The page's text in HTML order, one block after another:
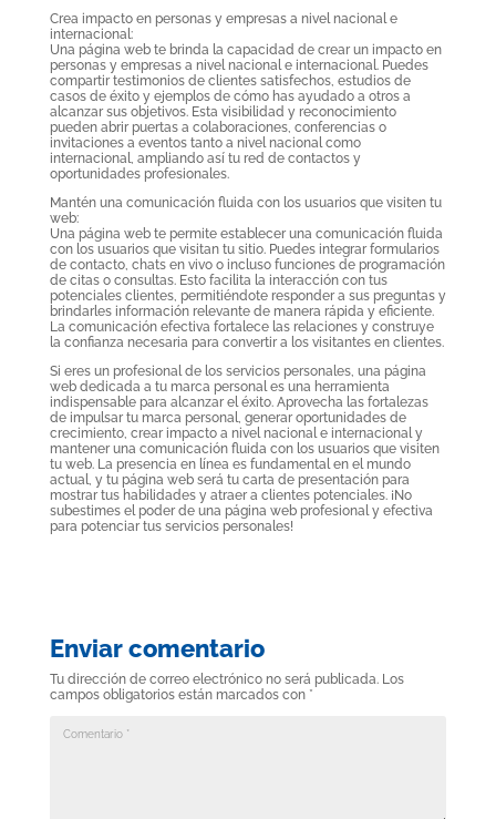
Crea impacto en personas y empresas a nivel nacional e
internacional:
Una página web te brinda la capacidad de crear un impacto en
personas y empresas a nivel nacional e internacional. Puedes
compartir testimonios de clientes satisfechos, estudios de
casos de éxito y ejemplos de cómo has ayudado a otros a
alcanzar sus objetivos. Esta visibilidad y reconocimiento
pueden abrir puertas a colaboraciones, conferencias o
invitaciones a eventos tanto a nivel nacional como
internacional, ampliando así tu red de contactos y
oportunidades profesionales.
Mantén una comunicación fluida con los usuarios que visiten tu
web:
Una página web te permite establecer una comunicación fluida
con los usuarios que visitan tu sitio. Puedes integrar formularios
de contacto, chats en vivo o incluso funciones de programación
de citas o consultas. Esto facilita la interacción con tus
potenciales clientes, permitiéndote responder a sus preguntas y
brindarles información relevante de manera rápida y eficiente.
La comunicación efectiva fortalece las relaciones y construye
la confianza necesaria para convertir a los visitantes en clientes.
Si eres un profesional de los servicios personales, una página
web dedicada a tu marca personal es una herramienta
indispensable para alcanzar el éxito. Aprovecha las fortalezas
de impulsar tu marca personal, generar oportunidades de
crecimiento, crear impacto a nivel nacional e internacional y
mantener una comunicación fluida con los usuarios que visiten
tu web. La presencia en línea es fundamental en el mundo
actual, y tu página web será tu carta de presentación para
mostrar tus habilidades y atraer a clientes potenciales. ¡No
subestimes el poder de una página web profesional y efectiva
para potenciar tus servicios personales!
Enviar comentario
Tu dirección de correo electrónico no será publicada. Los
campos obligatorios están marcados con *